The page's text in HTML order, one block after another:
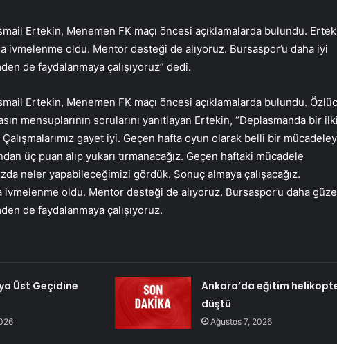
Ertekin, Menemen FK maçı öncesi açıklamalarda bulundu.
ivmelenme oldu. Mentor desteği de alıyoruz. Bursaspor’u daha iyi
de faydalanmaya çalışıyoruz” dedi.
Ertekin, Menemen FK maçı öncesi açıklamalarda bulundu.
mensuplarının sorularını yanıtlayan Ertekin, “Deplasmanda bir ilki
gayet iyi. Geçen hafta oyun olarak belli bir
üç puan alıp yukarı tırmanacağız. Geçen haftaki mücadele
neler yapabileceğimizi gördük. Sonuç almaya çalışacağız.
ivmelenme oldu. Mentor desteği de alıyoruz. Bursaspor’u daha
de faydalanmaya çalışıyoruz.
Üst Geçidine
Ankara’da eğitim
düştü
Ağustos 7, 2026